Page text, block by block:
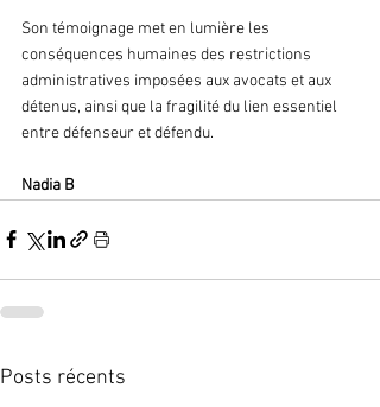
Son témoignage met en lumière les
conséquences humaines des restrictions
administratives imposées aux avocats et aux
détenus, ainsi que la fragilité du lien essentiel
entre défenseur et défendu.
Nadia B
Posts récents